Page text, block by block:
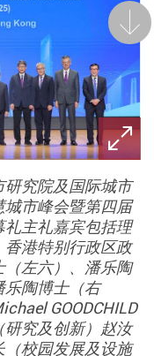
究院及国际城市
市峰会暨第四届
主礼嘉宾包括理
港特别行政区政
左六）、潘乐陶
乐陶博士（右
GOODCHILD
究及创新）赵汝
校园发展及设施
后一